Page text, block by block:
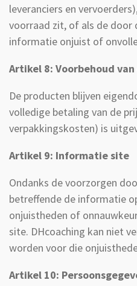
leveranciers en
voorraad zit, of als de door
informatie onjuist of
Artikel 8: Voorbehoud
De producten blijven
volledige betaling van de
verpakkingskosten) is
Artikel 9: Informatie site
Ondanks de voorzorgen
betreffende de informatie
onjuistheden of
site. DHcoaching kan niet
worden voor die
Artikel 10: